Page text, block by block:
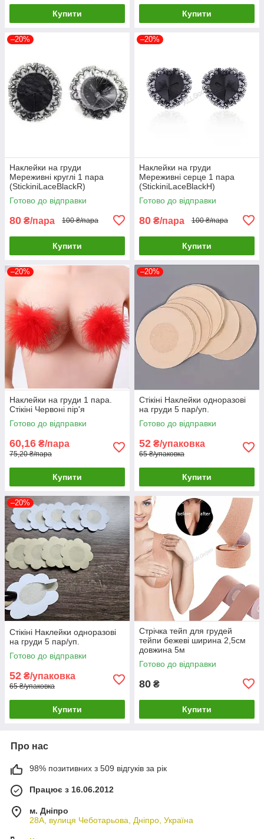
Купити Купити
–20%
Наклейки на груди
Мереживні круглі 1 пара
(StickiniLaceBlackR)
Готово до відправки
80 ₴/пара 100 ₴/пара
Купити
–20%
Наклейки на груди
Мереживні серце 1 пара
(StickiniLaceBlackH)
Готово до відправки
80 ₴/пара 100 ₴/пара
Купити
–20%
Наклейки на груди 1 пара.
Стікіні Червоні пір'я
Готово до відправки
60,16 ₴/пара
75,20 ₴/пара
Купити
–20%
Стікіні Наклейки одноразові
на груди 5 пар/уп.
Готово до відправки
52 ₴/упаковка
65 ₴/упаковка
Купити
–20%
Стікіні Наклейки одноразові
на груди 5 пар/уп.
Готово до відправки
52 ₴/упаковка
65 ₴/упаковка
Купити
Стрічка тейп для грудей
тейпи бежеві ширина 2,5см
довжина 5м
Готово до відправки
80 ₴
Купити
Про нас
98% позитивних з 509 відгуків за рік
Працює з 16.06.2012
м. Дніпро
28А, вулиця Чеботарьова, Дніпро, Україна